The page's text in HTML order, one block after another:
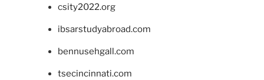
csity2022.org
ibsarstudyabroad.com
bennusehgall.com
tsecincinnati.com